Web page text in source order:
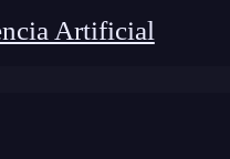
Artificial